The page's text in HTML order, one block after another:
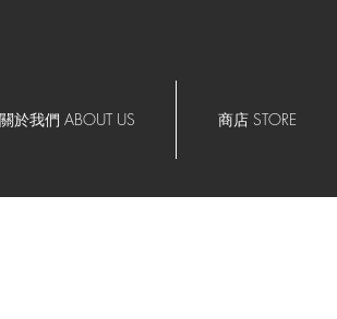
關於我們 ABOUT US 商店 STORE